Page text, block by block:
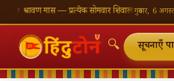
🪔 श्रावण मास — प्रत्येक सोमवार शिवालय दर्शन का महत्व
गुरुवार, 6
🔍 सूचनाएँ